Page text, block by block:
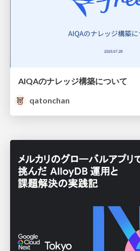
AIQAのナレッジ構築について
qatonchan